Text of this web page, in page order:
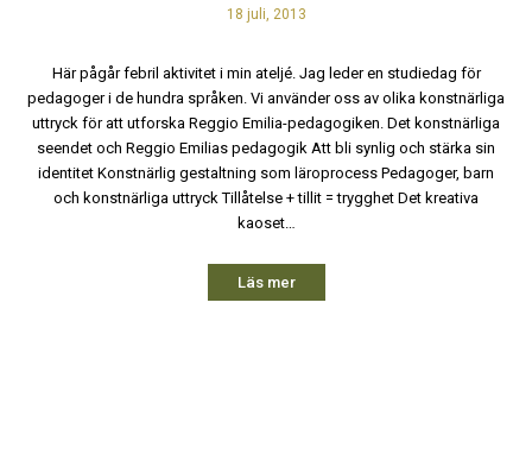
18 juli, 2013
Här pågår febril aktivitet i min ateljé. Jag leder en studiedag för
pedagoger i de hundra språken. Vi använder oss av olika konstnärliga
uttryck för att utforska Reggio Emilia-pedagogiken. Det konstnärliga
seendet och Reggio Emilias pedagogik Att bli synlig och stärka sin
identitet Konstnärlig gestaltning som läroprocess Pedagoger, barn
och konstnärliga uttryck Tillåtelse + tillit = trygghet Det kreativa
kaoset…
Läs mer